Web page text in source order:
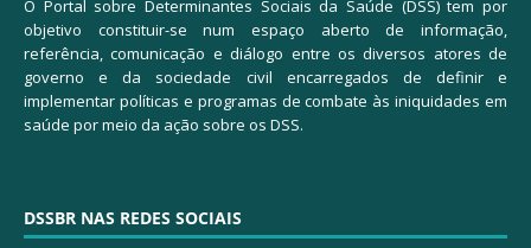
O Portal sobre Determinantes Sociais da Saúde (DSS) tem por
objetivo constituir-se num espaço aberto de informação,
referência, comunicação e diálogo entre os diversos atores de
governo e da sociedade civil encarregados de definir e
implementar políticas e programas de combate às iniquidades em
saúde por meio da ação sobre os DSS.
DSSBR NAS REDES SOCIAIS